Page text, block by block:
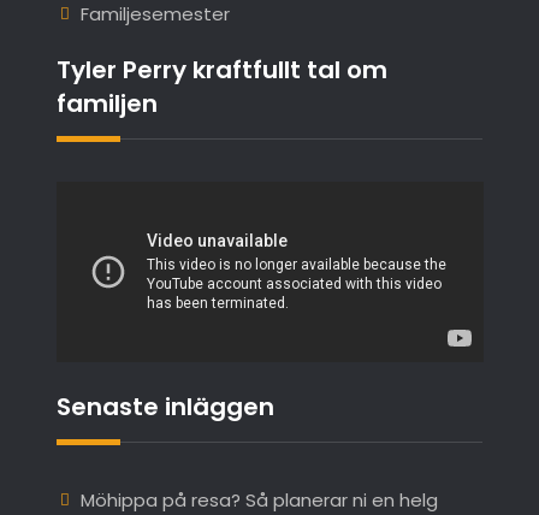
Familjesemester
Tyler Perry kraftfullt tal om
familjen
Senaste inläggen
Möhippa på resa? Så planerar ni en helg